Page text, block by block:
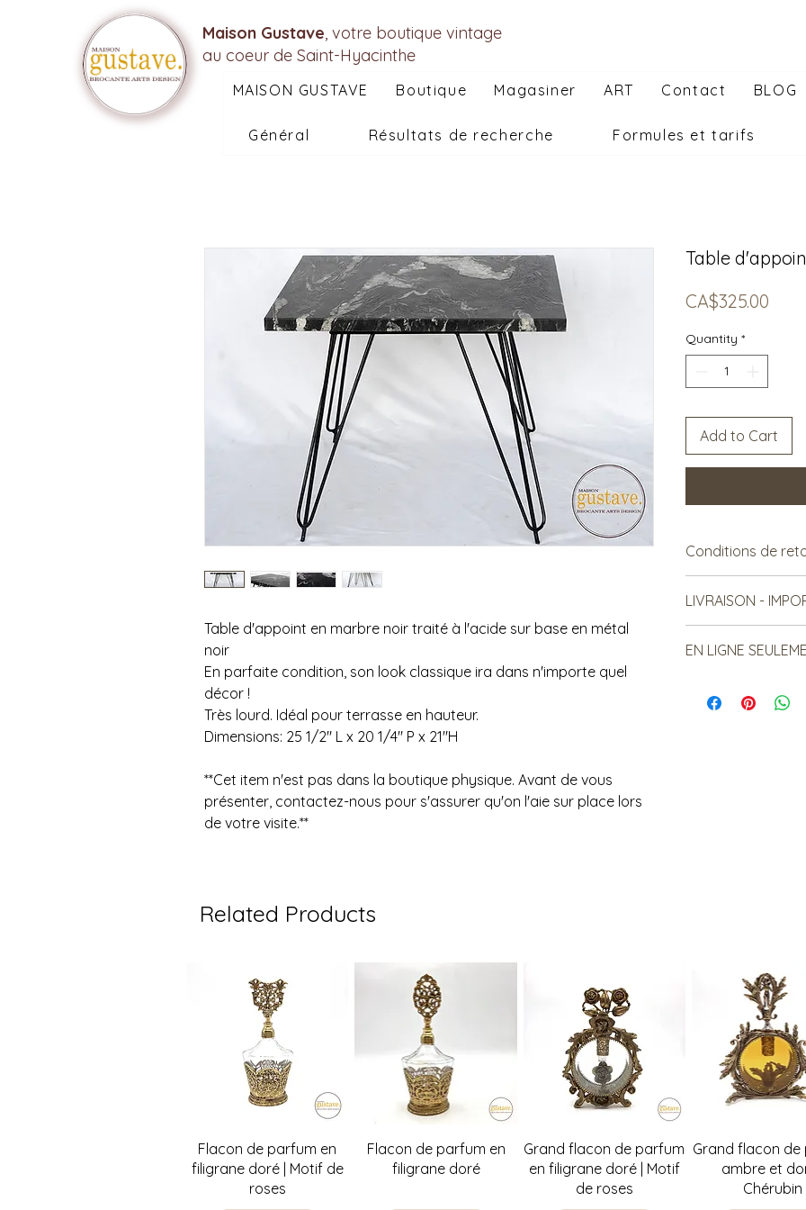
Maison Gustave, votre boutique vintage
au coeur de Saint-Hyacinthe
MAISON GUSTAVE Boutique Magasiner ART Contact BLOG
Général Résultats de recherche Formules et tarifs
Table d'appoint en marbre noir traité à l'acide sur base en métal
noir
En parfaite condition, son look classique ira dans n'importe quel
décor !
Très lourd. Idéal pour terrasse en hauteur.
Dimensions: 25 1/2" L x 20 1/4" P x 21"H
**Cet item n'est pas dans la boutique physique. Avant de vous
présenter, contactez-nous pour s'assurer qu'on l'aie sur place lors
de votre visite.**
Table
CA$325.00
Quantity *
Add to Cart
Conditions de
Non remboursable.
LIVRAISON -
sujet à
d'article livrés.
EN LIGNE
Contactez-nous
Related Products
Quick View
Flacon de parfum en
filigrane doré | Motif de
roses
Quick View
Flacon de parfum en
filigrane doré
Quick View
Grand flacon de parfum
en filigrane doré | Motif
de roses
Quick
Grand flacon de
ambre et
Chérubin